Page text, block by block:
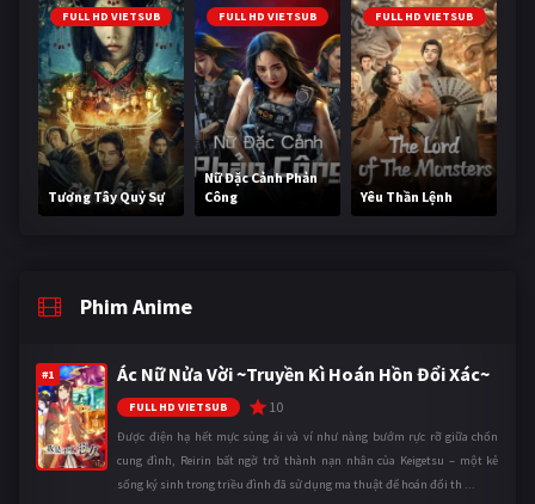
FULL HD VIETSUB
Tương Tây Quỷ Sự
FULL HD VIETSUB
Nữ Đặc Cảnh Phản
Công
FULL HD VIETSUB
Yêu Thần Lệnh
Phim Anime
#1 Ác Nữ Nửa Vời ~Truyền Kì Hoán Hồn Đổi Xác~
FULL HD VIETSUB 10
Được điện hạ hết mực sủng ái và ví như nàng bướm rực rỡ giữa chốn
cung đình, Reirin bất ngờ trở thành nạn nhân của Keigetsu – một kẻ
sống ký sinh trong triều đình đã sử dụng ma thuật để hoán đổi th ...